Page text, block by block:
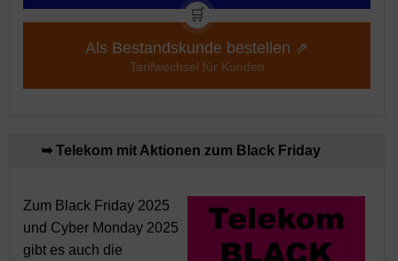
🛒
Als Bestandskunde bestellen ⇗
Tarifwechsel für Kunden
➥ Telekom mit Aktionen zum Black Friday
Zum Black Friday 2025
und Cyber Monday 2025
gibt es auch die